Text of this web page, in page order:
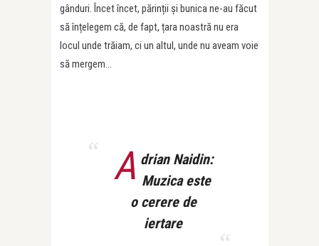
gânduri. Încet încet, părinții și bunica ne-au făcut
să înțelegem că, de fapt, țara noastră nu era
locul unde trăiam, ci un altul, unde nu aveam voie
să mergem…
A drian Naidin:
Muzica este
o cerere de
iertare